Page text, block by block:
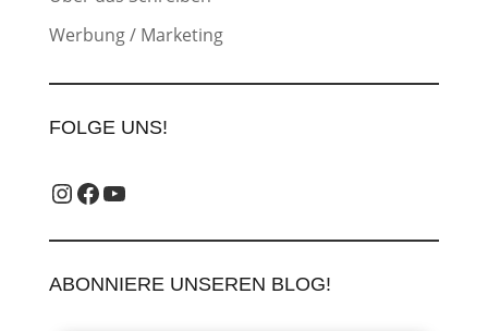
Werbung / Marketing
FOLGE UNS!
Instagram_label
Facebook-LabelYouTube-Label
ABONNIERE UNSEREN BLOG!